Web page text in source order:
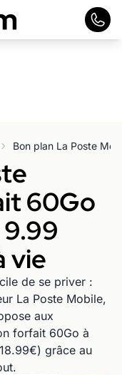
60Go
vie
de se priver :
La Poste Mobile,
aux
forfait 60Go à
grâce au